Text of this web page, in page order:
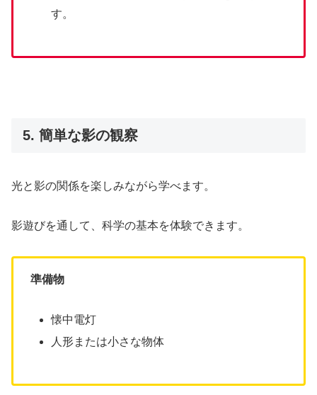
す。
5. 簡単な影の観察
光と影の関係を楽しみながら学べます。
影遊びを通して、科学の基本を体験できます。
準備物
懐中電灯
人形または小さな物体